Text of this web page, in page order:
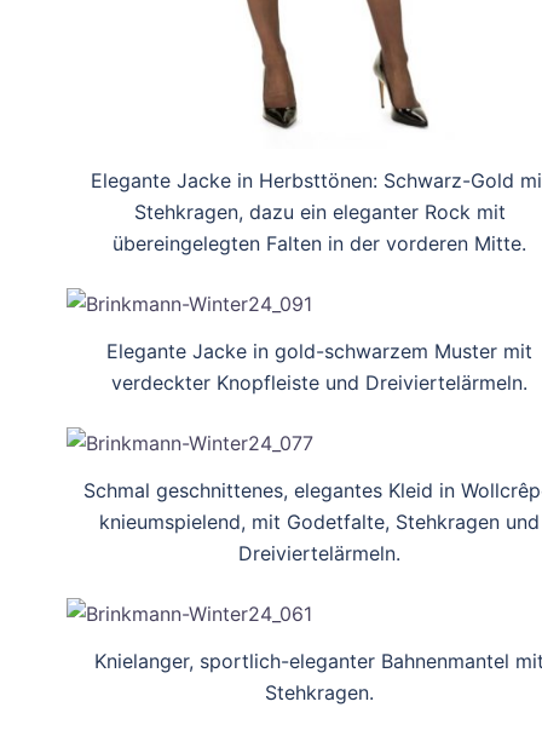
Elegante Jacke in Herbsttönen: Schwarz-Gold
Stehkragen, dazu ein eleganter Rock mit
übereingelegten Falten in der vorderen Mitte.
Elegante Jacke in gold-schwarzem Muster mit
verdeckter Knopfleiste und Dreiviertelärmeln.
Schmal geschnittenes, elegantes Kleid in
knieumspielend, mit Godetfalte, Stehkragen und
Dreiviertelärmeln.
Knielanger, sportlich-eleganter Bahnenmantel
Stehkragen.